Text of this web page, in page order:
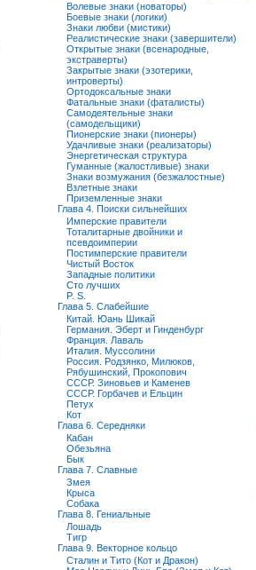
Волевые знаки (новаторы)
Боевые знаки (логики)
Знаки любви (мистики)
Реалистические знаки (завершители)
Открытые знаки (всенародные,
экстраверты)
Закрытые знаки (эзотерики,
интроверты)
Ортодоксальные знаки
Фатальные знаки (фаталисты)
Самодеятельные знаки
(самодельщики)
Пионерские знаки (пионеры)
Удачливые знаки (реализаторы)
Энергетическая структура
Гуманные (жалостливые) знаки
Знаки возмужания (безжалостные)
Взлетные знаки
Приземленные знаки
Глава 4. Поиски сильнейших
Имперские правители
Тоталитарные двойники и
псевдоимперии
Постимперские правители
Чистый Восток
Западные политики
Сто лучших
P. S.
Глава 5. Слабейшие
Китай. Юань Шикай
Германия. Эберт и Гинденбург
Франция. Лаваль
Италия. Муссолини
Россия. Родзянко, Милюков,
Рябушинский, Прокопович
СССР. Зиновьев и Каменев
СССР. Горбачев и Ельцин
Петух
Кот
Глава 6. Середняки
Кабан
Обезьяна
Бык
Глава 7. Славные
Змея
Крыса
Собака
Глава 8. Гениальные
Лошадь
Тигр
Глава 9. Векторное кольцо
Сталин и Тито (Кот и Дракон)